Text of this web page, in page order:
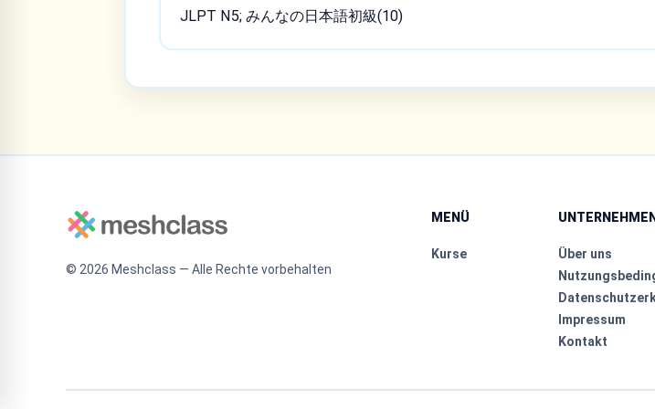
JLPT N5; みんなの日本語初級(10)
© 2026 Meshclass — Alle Rechte vorbehalten
MENÜ
Kurse
UNTERNEHMEN
Über uns
Impressum
Kontakt